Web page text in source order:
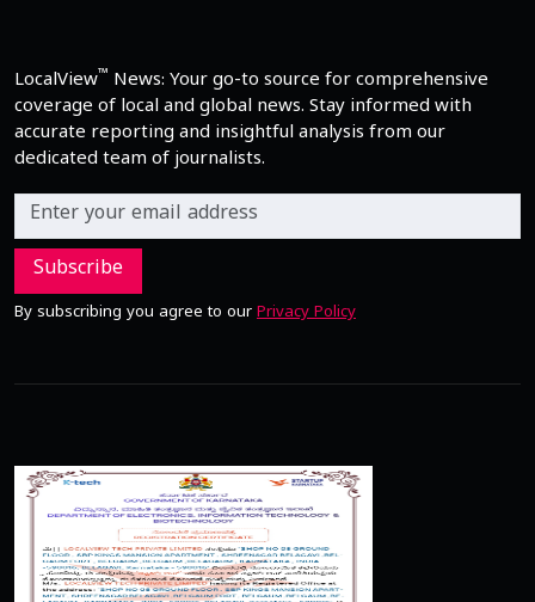
LocalView™ News: Your go-to source for comprehensive
coverage of local and global news. Stay informed with
accurate reporting and insightful analysis from our
dedicated team of journalists.
Subscribe
By subscribing you agree to our Privacy Policy